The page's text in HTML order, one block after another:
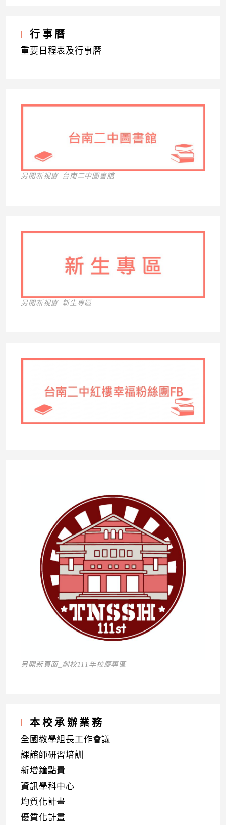
行事曆
重要日程表及行事曆
另開新視窗_台南二中圖書館
另開新視窗_新生專區
另開新頁面_創校111年校慶專區
本校承辦業務
全國教學組長工作會議
課諮師研習培訓
新增鐘點費
資訊學科中心
均質化計畫
優質化計畫